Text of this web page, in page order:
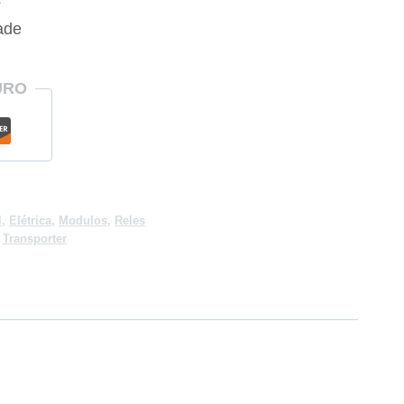
, Elétrica, Modulos, Reles
Transporter